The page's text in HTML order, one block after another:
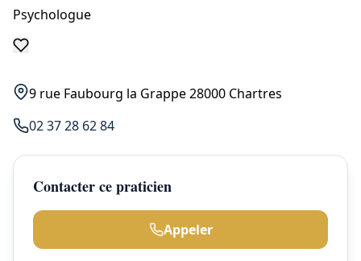
Psychologue
9 rue Faubourg la Grappe 28000 Chartres
02 37 28 62 84
Contacter ce praticien
Appeler